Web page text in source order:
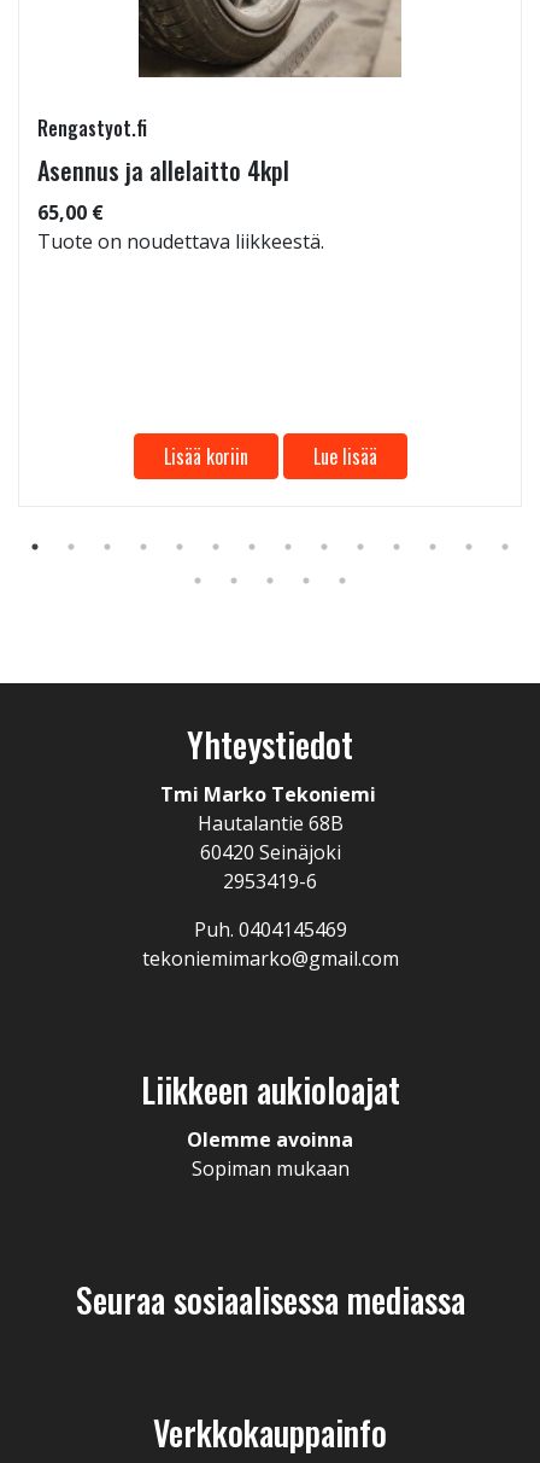
Rengastyot.fi
Asennus ja allelaitto 4kpl
65,00 €
Tuote on noudettava liikkeestä.
Lisää koriin Lue lisää
Yhteystiedot
Tmi Marko Tekoniemi
Hautalantie 68B
60420 Seinäjoki
2953419-6
Puh. 0404145469
tekoniemimarko@gmail.com
Liikkeen aukioloajat
Olemme avoinna
Sopiman mukaan
Seuraa sosiaalisessa mediassa
Verkkokauppainfo